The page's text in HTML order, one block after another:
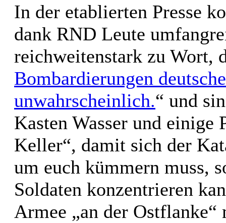
In der etablierten Presse
dank RND Leute
reichweitenstark zu Wort,
Bombardierungen
unwahrscheinlich.“ und
Kasten Wasser und einige
Keller“, damit sich der
um euch kümmern muss,
Soldaten konzentrieren
Armee „an der